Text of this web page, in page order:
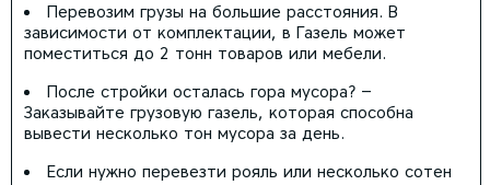
Перевозим грузы на большие расстояния. В
зависимости от комплектации, в Газель может
поместиться до 2 тонн товаров или мебели.
После стройки осталась гора мусора? –
Заказывайте грузовую газель, которая способна
вывести несколько тон мусора за день.
Если нужно перевезти рояль или несколько сотен